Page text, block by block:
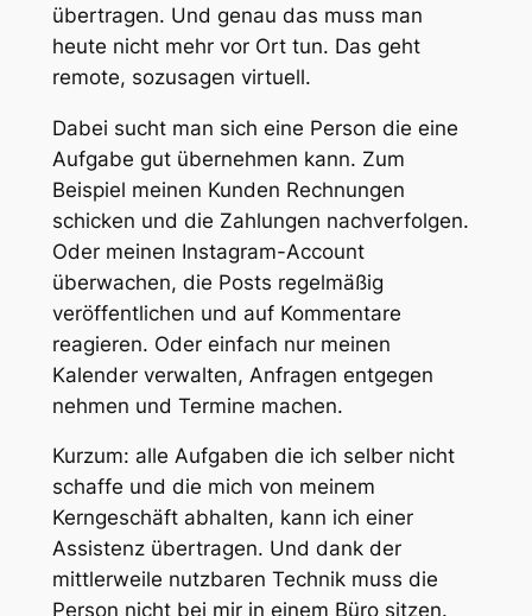
übertragen. Und genau das muss man
heute nicht mehr vor Ort tun. Das geht
remote, sozusagen virtuell.
Dabei sucht man sich eine Person die eine
Aufgabe gut übernehmen kann. Zum
Beispiel meinen Kunden Rechnungen
schicken und die Zahlungen nachverfolgen.
Oder meinen Instagram-Account
überwachen, die Posts regelmäßig
veröffentlichen und auf Kommentare
reagieren. Oder einfach nur meinen
Kalender verwalten, Anfragen entgegen
nehmen und Termine machen.
Kurzum: alle Aufgaben die ich selber nicht
schaffe und die mich von meinem
Kerngeschäft abhalten, kann ich einer
Assistenz übertragen. Und dank der
mittlerweile nutzbaren Technik muss die
Person nicht bei mir in einem Büro sitzen.